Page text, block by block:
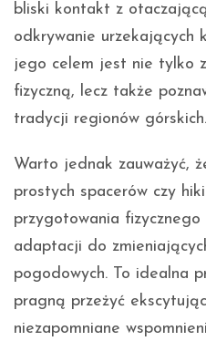
bliski kontakt z
odkrywanie urzekających
jego celem jest nie tylko
fizyczną, lecz także
tradycji regionów górskich.
Warto jednak zauważyć,
prostych spacerów czy
przygotowania fizycznego
adaptacji do
pogodowych. To idealna
pragną przeżyć
niezapomniane